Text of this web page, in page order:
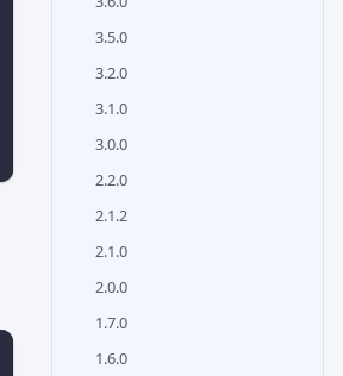
3.5.0
3.2.0
3.1.0
3.0.0
2.2.0
2.1.2
2.1.0
2.0.0
1.7.0
1.6.0